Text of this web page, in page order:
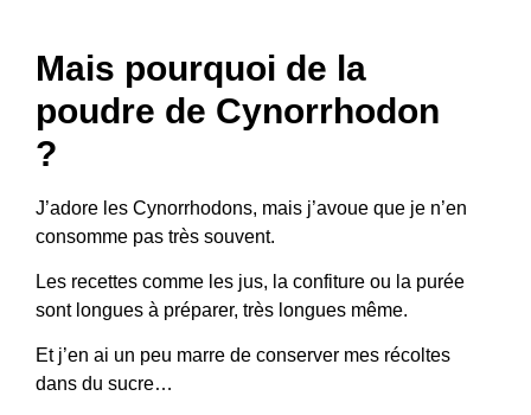
Mais pourquoi de la
poudre de Cynorrhodon
?
J’adore les Cynorrhodons, mais j’avoue que je n’en
consomme pas très souvent.
Les recettes comme les jus, la confiture ou la purée
sont longues à préparer, très longues même.
Et j’en ai un peu marre de conserver mes récoltes
dans du sucre…